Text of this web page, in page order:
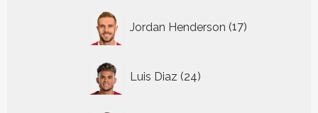
Jordan Henderson 17
producten
Luis Diaz 24
producten